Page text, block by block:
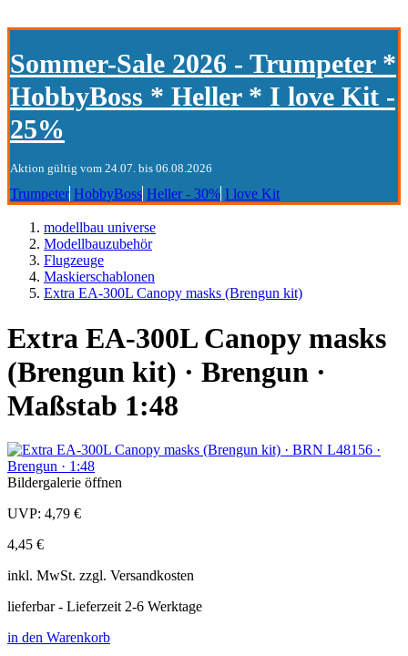
Sommer-Sale 2026 - Trumpeter *
HobbyBoss * Heller * I love Kit -
25%
Aktion gültig vom 24.07. bis 06.08.2026
Trumpeter HobbyBoss Heller - 30% I love Kit
modellbau universe
Modellbauzubehör
Flugzeuge
Maskierschablonen
Extra EA-300L Canopy masks (Brengun kit)
Extra EA-300L Canopy masks
(Brengun kit) · Brengun ·
Maßstab 1:48
Bildergalerie öffnen
UVP: 4,79 €
4,45 €
inkl. MwSt. zzgl. Versandkosten
lieferbar - Lieferzeit 2-6 Werktage
in den Warenkorb